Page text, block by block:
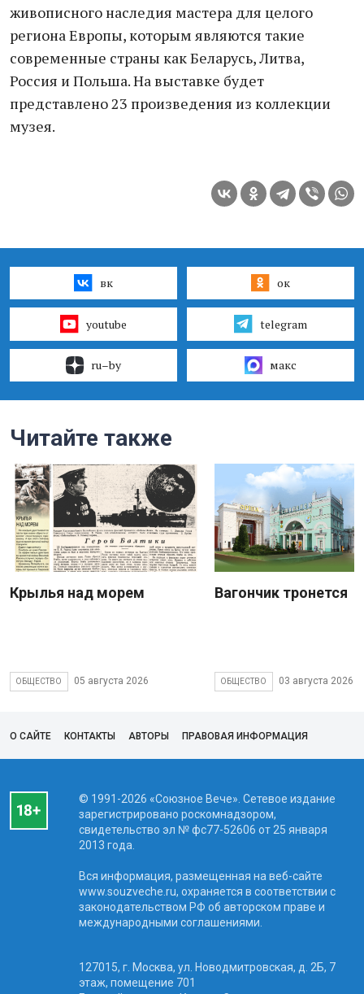
живописного наследия мастера для целого
региона Европы, которым являются такие
современные страны как Беларусь, Литва,
Россия и Польша. На выставке будет
представлено 23 произведения из коллекции
музея.
вк ок
youtube telegram
ru–by макс
Читайте также
Крылья над морем
ОБЩЕСТВО 05 августа 2026
Вагончик тронется
ОБЩЕСТВО 03 августа 2026
О САЙТЕ КОНТАКТЫ АВТОРЫ ПРАВОВАЯ ИНФОРМАЦИЯ
© 1991-2026 «Союзное Вече». Сетевое издание
зарегистрировано роскомнадзором,
свидетельство эл № фc77-52606 от 25 января
2013 года.
Вся информация, размещенная на веб-сайте
www.souzveche.ru, охраняется в соответствии с
законодательством РФ об авторском праве и
международными соглашениями.
127015, г. Москва, ул. Новодмитровская, д. 2Б, 7
этаж, помещение 701